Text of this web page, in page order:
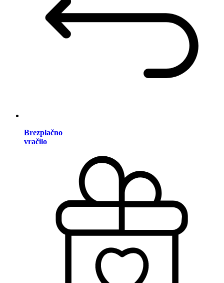
Brezplačno
vračilo